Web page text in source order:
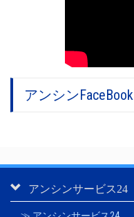
アンシンFaceBook
アンシンサービス24